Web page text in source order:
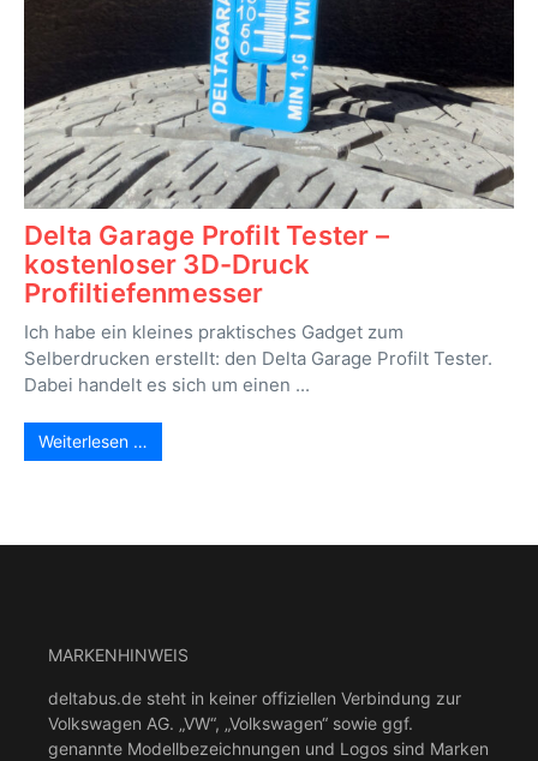
Delta Garage Profilt Tester –
kostenloser 3D-Druck
Profiltiefenmesser
Ich habe ein kleines praktisches Gadget zum
Selberdrucken erstellt: den Delta Garage Profilt Tester.
Dabei handelt es sich um einen ...
Weiterlesen …
MARKENHINWEIS
deltabus.de steht in keiner offiziellen Verbindung zur
Volkswagen AG. „VW“, „Volkswagen“ sowie ggf.
genannte Modellbezeichnungen und Logos sind Marken